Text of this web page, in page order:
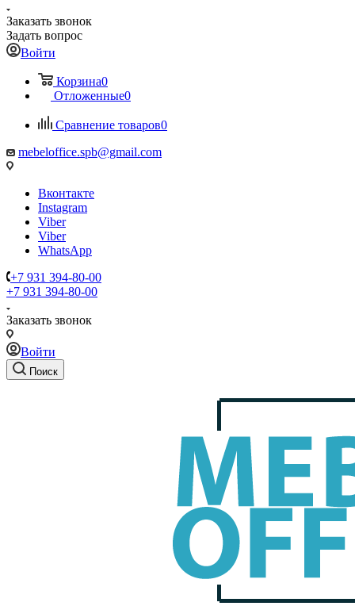
Заказать звонок
Задать вопрос
Войти
Корзина0
Отложенные0
Сравнение товаров0
mebeloffice.spb@gmail.com
Вконтакте
Instagram
Viber
Viber
WhatsApp
+7 931 394-80-00
+7 931 394-80-00
Заказать звонок
Войти
Поиск